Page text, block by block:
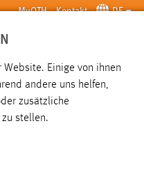
MyOTH Kontakt DE
SUCHE
Website. Einige von ihnen
andere uns helfen,
zusätzliche
stellen.